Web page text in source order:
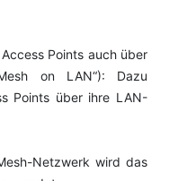
Points auch über
on LAN“): Dazu
Points über ihre LAN-
Netzwerk wird das